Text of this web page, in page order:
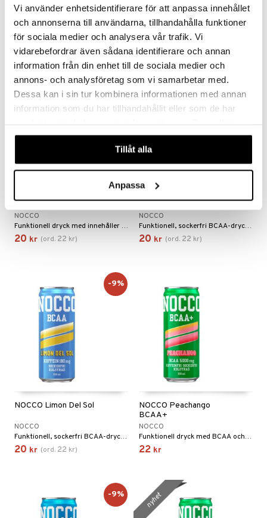
Vi använder enhetsidentifierare för att anpassa innehållet
och annonserna till användarna, tillhandahålla funktioner
för sociala medier och analysera vår trafik. Vi
vidarebefordrar även sådana identifierare och annan
information från din enhet till de sociala medier och
annons- och analysföretag som vi samarbetar med.
Dessa kan i sin tur kombinera informationen med annan
information som du har tillhandahållit eller som de har
våra cookies vid fortsatt användande av vår webbplats.
Tillåt alla
Anpassa
NOCCO
Bevaka
NOCCO
20 kr (ord.22kr)
NOCCO
Funktionell dryck med innehåller koffein och vitaminer, smak av ananas och mangostan.
20 kr (ord. 22 kr)
NOCCO
Funktionell, sockerfri BCAA-dryck med koffein och vitaminer.
20 kr (ord. 22 kr)
NOCCO Limon Del Sol
NOCCO
Funktionell, sockerfri BCAA-dryck med koffein och vitaminer, fräsch smak av citron.
20 kr (ord. 22 kr)
-9%
NOCCO Peachango
BCAA+
NOCCO
Funktionell dryck med BCAA och olika vitaminer. Smak av persika och mango.
22 kr
-9% nyhet